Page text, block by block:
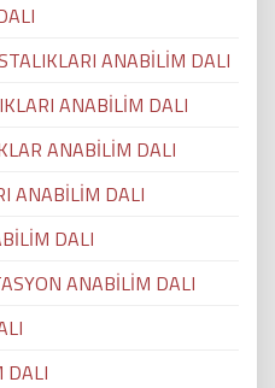
ANABİLİM DALI
ANABİLİM DALI
ANABİLİM DALI
ANABİLİM DALI
DALI
ANABİLİM DALI
DALI